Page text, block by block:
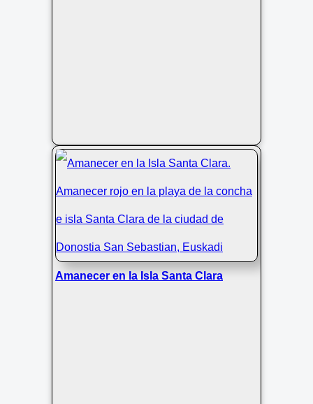
Amanecer en la Isla Santa Clara